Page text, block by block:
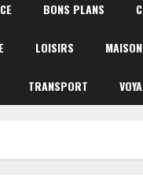
BONS PLANS
LOISIRS MAISON
TRANSPORT